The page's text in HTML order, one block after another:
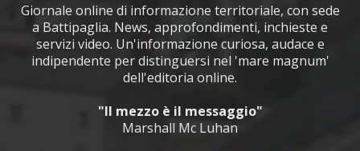
Giornale online di informazione territoriale, con sede
a Battipaglia. News, approfondimenti, inchieste e
servizi video. Un'informazione curiosa, audace e
indipendente per distinguersi nel 'mare magnum'
dell'editoria online.
"Il mezzo è il messaggio"
Marshall Mc Luhan